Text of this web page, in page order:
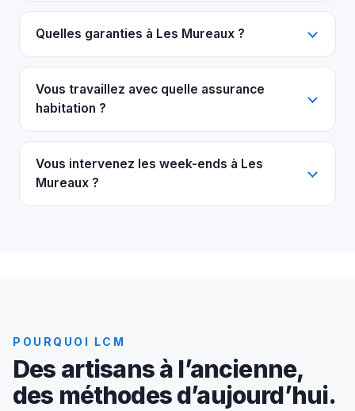
Quelles garanties à Les Mureaux ?
Vous travaillez avec quelle assurance
habitation ?
Vous intervenez les week-ends à Les
Mureaux ?
POURQUOI LCM
Des artisans à l’ancienne,
des méthodes d’aujourd’hui.